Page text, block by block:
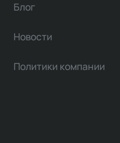
Блог
Новости
Политики компании